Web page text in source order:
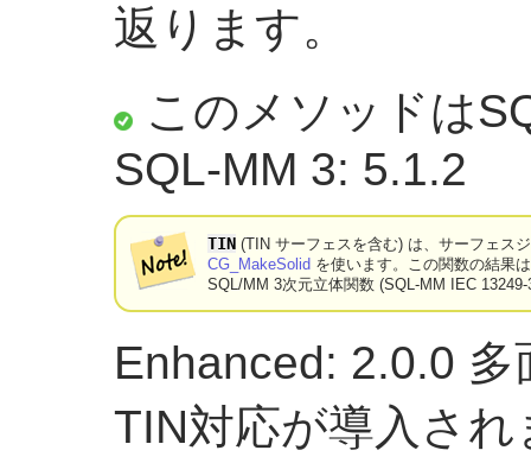
返ります。
このメソッドは
SQL-MM 3: 5.1.2
TIN (TIN サーフェスを含む) は、サーフェス
CG_MakeSolid を使います。この関数の結果
SQL/MM 3次元立体関数 (SQL-MM IEC
Enhanced: 2.0.0
TIN対応が導入さ